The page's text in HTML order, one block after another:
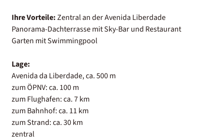
Ihre Vorteile:Zentral an der Avenida Liberdade
Panorama-Dachterrasse mit Sky-Bar und Restaurant
Garten mit Swimmingpool
Lage:
Avenida da Liberdade, ca. 500 m
zum ÖPNV: ca. 100 m
zum Flughafen: ca. 7 km
zum Bahnhof: ca. 11 km
zum Strand: ca. 30 km
zentral